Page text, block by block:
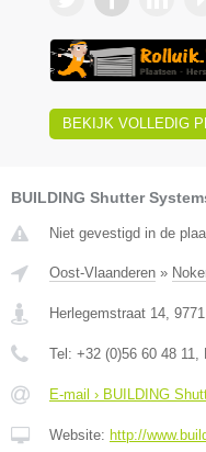
BEKIJK VOLLEDIG
BUILDING Shutter
Niet gevestigd in de
Oost-Vlaanderen »
Herlegemstraat 14 9771
Tel: +32 (0)56 60 48 11
E-mail › BUILDING
Website: http://